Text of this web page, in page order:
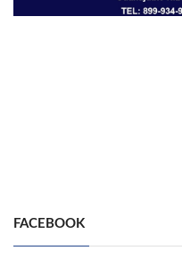
FACEBOOK